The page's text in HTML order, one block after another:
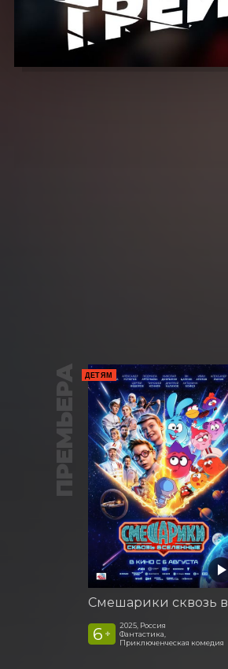
ПРЕМЬЕРА ДЕТЯМ
6 +
2025, Россия
Фантастика,
Приключенческая комедия